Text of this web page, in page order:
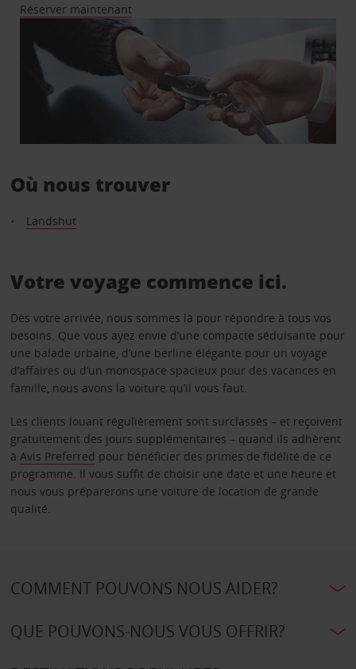
Réserver maintenant
Où nous trouver
Landshut
Votre voyage commence ici.
Dès votre arrivée, nous sommes là pour répondre à tous vos
besoins. Que vous ayez envie d’une compacte séduisante pour
une balade urbaine, d’une berline élégante pour un voyage
d’affaires ou d’un monospace spacieux pour des vacances en
famille, nous avons la voiture qu’il vous faut.
Les clients louant régulièrement sont surclassés – et reçoivent
gratuitement des jours supplémentaires – quand ils adhèrent
à Avis Preferred pour bénéficier des primes de fidélité de ce
programme. Il vous suffit de choisir une date et une heure et
nous vous préparerons une voiture de location de grande
qualité.
COMMENT POUVONS NOUS AIDER?
QUE POUVONS-NOUS VOUS OFFRIR?